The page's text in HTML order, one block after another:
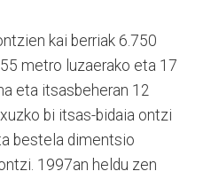
kai berriak 6.750
metro luzaerako eta 17
eta itsasbeheran 12
bi itsas-bidaia ontzi
bestela dimentsio
1997an heldu zen